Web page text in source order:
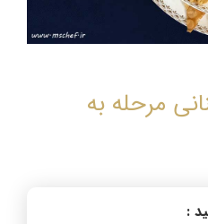
مرحله به
: